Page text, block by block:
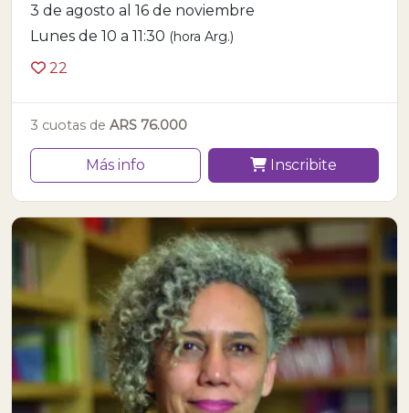
3 de agosto al 16 de noviembre
Lunes de 10 a 11:30 (hora Arg.)
22
3 cuotas de ARS 76.000
Más info Inscribite